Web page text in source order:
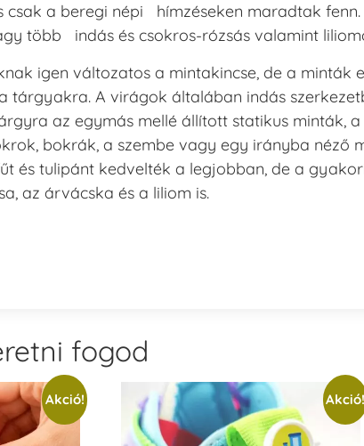
csak a beregi népi hímzéseken maradtak
több indás és csokros-rózsás valamint
igen változatos a mintakincse, de a minták
tárgyakra. A virágok általában indás
az egymás mellé állított statikus minták,
bokrák, a szembe vagy egy irányba néző
és tulipánt kedvelték a legjobban, de a
az árvácska és a liliom is.
fogod
Akció! Akció!